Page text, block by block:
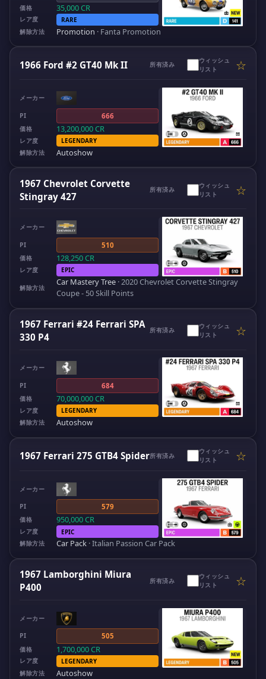
価格 35,000CR
レア度
RARE
解除方法
Promotion · Fanta Promotion
1966 Ford #2 GT40 Mk II 所有済み
ウィッシュ
リスト
☆
メーカー
PI 666
価格 13,200,000CR
レア度
LEGENDARY
解除方法
Autoshow
1967 Chevrolet Corvette
Stingray 427
所有済み
ウィッシュ
リスト
☆
メーカー
PI 510
価格 128,250CR
レア度 EPIC
解除方法
Car Mastery Tree ·2020 Chevrolet Corvette Stingray
Coupe - 50 Skill Points
1967 Ferrari #24 Ferrari SPA
330 P4
所有済み
ウィッシュ
リスト
☆
メーカー
PI 684
価格 70,000,000CR
レア度
LEGENDARY
解除方法
Autoshow
1967 Ferrari 275 GTB4 Spider所有済み
ウィッシュ
リスト
☆
メーカー
PI 579
価格 950,000CR
レア度
EPIC
解除方法
Car Pack ·Italian Passion Car Pack
1967 Lamborghini Miura
P400
所有済み
ウィッシュ
リスト
☆
メーカー
PI 505
価格 1,700,000CR
レア度
LEGENDARY
解除方法
Autoshow